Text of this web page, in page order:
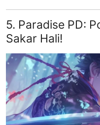
5. Paradise PD:
Sakar Hali!